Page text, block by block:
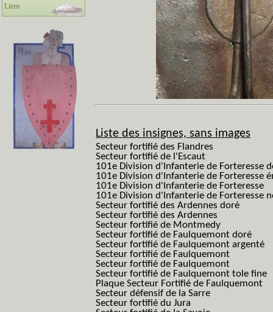
Liens
Liste des insignes, sans images
Secteur fortifié des Flandres
Secteur fortifié de l'Escaut
101e Division d'Infanterie de Forteresse
101e Division d'Infanterie de Forteresse
101e Division d'Infanterie de Forteresse
101e Division d'Infanterie de Forteresse
Secteur fortifié des Ardennes doré
Secteur fortifié des Ardennes
Secteur fortifié de Montmedy
Secteur fortifié de Faulquemont doré
Secteur fortifié de Faulquemont argenté
Secteur fortifié de Faulquemont
Secteur fortifié de Faulquemont
Secteur fortifié de Faulquemont tole fine
Plaque Secteur Fortifié de Faulquemont
Secteur défensif de la Sarre
Secteur fortifié du Jura